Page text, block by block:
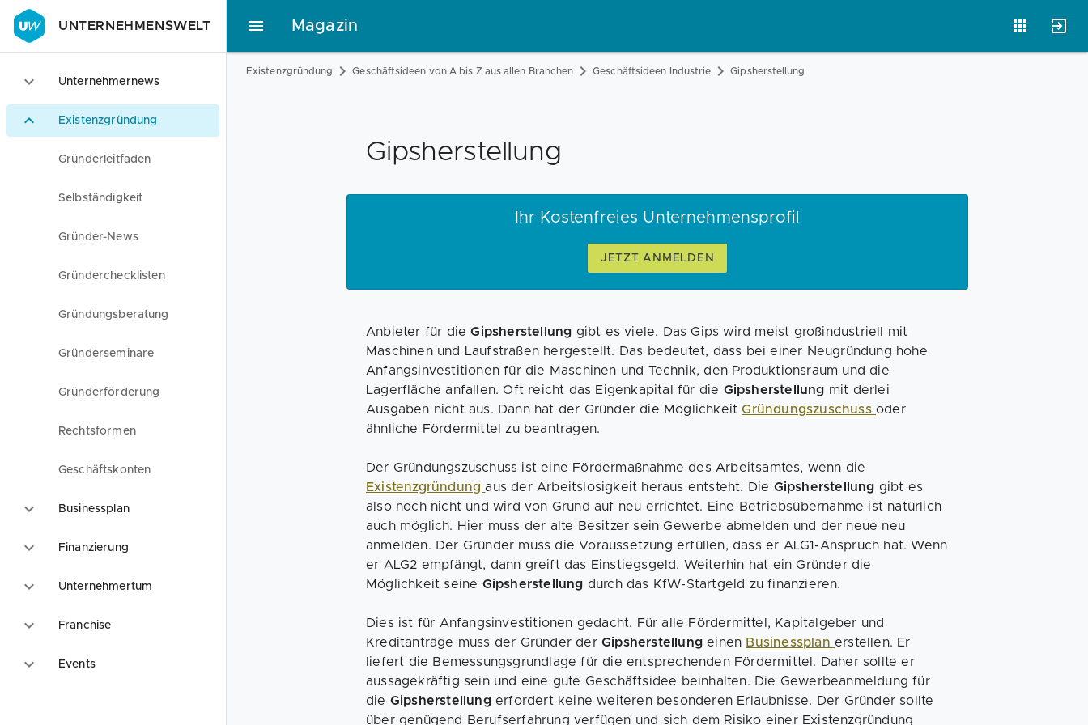
UNTERNEHMENSWELT
Unternehmernews
Existenzgründung
Gründerleitfaden
Selbständigkeit
Gründer-News
Gründerchecklisten
Gründungsberatung
Gründerseminare
Gründerförderung
Rechtsformen
Geschäftskonten
Businessplan
Finanzierung
Unternehmertum
Franchise
Events
Magazin
Existenzgründung Geschäftsideen von A bis Z aus allen Branchen Geschäftsideen Industrie Gipsherstellung
Gipsherstellung
Ihr Kostenfreies Unternehmensprofil
JETZT ANMELDEN
Anbieter für dieGipsherstellung gibt es viele. Das Gips wird meist großindustriell mit
Maschinen und Laufstraßen hergestellt. Das bedeutet, dass bei einer Neugründung hohe
Anfangsinvestitionen für die Maschinen und Technik, den Produktionsraum und die
Lagerfläche anfallen. Oft reicht das Eigenkapital für die Gipsherstellung mit derlei
Ausgaben nicht aus. Dann hat der Gründer die MöglichkeitGründungszuschussoder
ähnliche Fördermittel zu beantragen.
Der Gründungszuschuss ist eine Fördermaßnahme des Arbeitsamtes, wenn die
Existenzgründungaus der Arbeitslosigkeit heraus entsteht. Die Gipsherstellung gibt es
also noch nicht und wird von Grund auf neu errichtet. Eine Betriebsübernahme ist natürlich
auch möglich. Hier muss der alte Besitzer sein Gewerbe abmelden und der neue neu
anmelden. Der Gründer muss die Voraussetzung erfüllen, dass er ALG1-Anspruch hat. Wenn
er ALG2 empfängt, dann greift das Einstiegsgeld. Weiterhin hat ein Gründer die
Möglichkeit seine Gipsherstellung durch das KfW-Startgeld zu finanzieren.
Dies ist für Anfangsinvestitionen gedacht. Für alle Fördermittel, Kapitalgeber und
Kreditanträge muss der Gründer der Gipsherstellungeinen Businessplanerstellen. Er
liefert die Bemessungsgrundlage für die entsprechenden Fördermittel. Daher sollte er
aussagekräftig sein und eine gute Geschäftsidee beinhalten. Die Gewerbeanmeldung für
die Gipsherstellungerfordert keine weiteren besonderen Erlaubnisse. Der Gründer sollte
über genügend Berufserfahrung verfügen und sich dem Risiko einer Existenzgründung